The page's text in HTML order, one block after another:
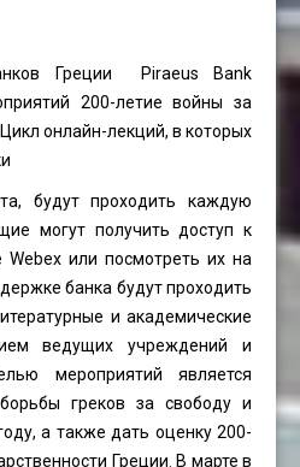
Греции Piraeus Bank
200-летие войны за
онлайн-лекций, в которых
будут проходить каждую
могут получить доступ к
или посмотреть их на
банка будут проходить
и академические
ведущих учреждений и
мероприятий является
греков за свободу и
а также дать оценку 200-
Греции. В марте в